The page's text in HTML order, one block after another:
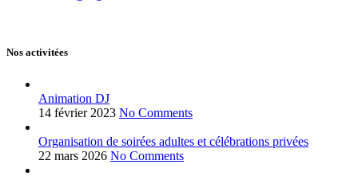
Nos activitées
Animation DJ
14 février 2023 No Comments
Organisation de soirées adultes et célébrations privées
22 mars 2026 No Comments